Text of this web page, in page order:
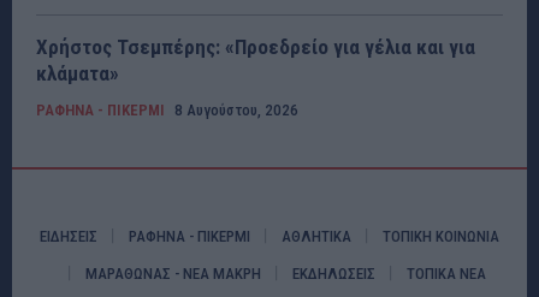
Χρήστος Τσεμπέρης: «Προεδρείο για γέλια και για
κλάματα»
ΡΑΦΗΝΑ - ΠΙΚΕΡΜΙ 8 Αυγούστου, 2026
ΕΙΔΗΣΕΙΣ ΡΑΦΗΝΑ - ΠΙΚΕΡΜΙ ΑΘΛΗΤΙΚΑ ΤΟΠΙΚΗ ΚΟΙΝΩΝΙΑ
ΜΑΡΑΘΩΝΑΣ - ΝΕΑ ΜΑΚΡΗ ΕΚΔΗΛΩΣΕΙΣ ΤΟΠΙΚΑ ΝΕΑ